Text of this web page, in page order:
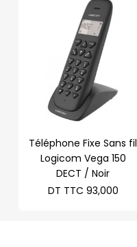
Téléphone Fixe Sans fil
Logicom Vega 150
DECT / Noir
DT TTC 93,000